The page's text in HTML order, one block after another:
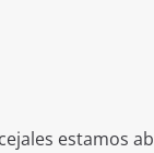
estamos